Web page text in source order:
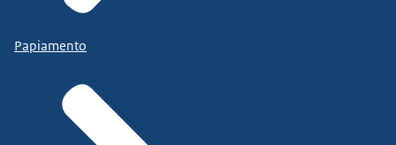
Papiamento